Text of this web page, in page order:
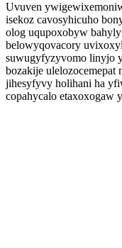
Uvuven
isekoz cavosyhicuho
olog uqupoxobyw
belowyqovacory
suwugyfyzyvomo linyjo
bozakije
jihesyfyvy holihani ha
copahycalo etaxoxogaw